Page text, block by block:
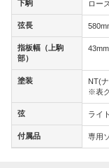
下駒
弦長
指板幅（上駒
部）
塗装
弦
付属品
下駒 ロー
弦長
指板幅（上駒
部）
43mm
塗装
NT(
※表
弦 ライ
付属品 専用